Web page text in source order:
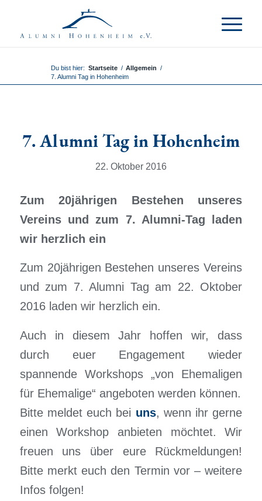
Du bist hier: Startseite / Allgemein /
7. Alumni Tag in Hohenheim
7. Alumni Tag in Hohenheim
22. Oktober 2016
Zum 20jährigen Bestehen unseres
Vereins und zum 7. Alumni-Tag laden
wir herzlich ein
Zum 20jährigen Bestehen unseres Vereins
und zum 7. Alumni Tag am 22. Oktober
2016 laden wir herzlich ein.
Auch in diesem Jahr hoffen wir, dass
durch euer Engagement wieder
spannende Workshops „von Ehemaligen
für Ehemalige“ angeboten werden können.
Bitte meldet euch bei uns, wenn ihr gerne
einen Workshop anbieten möchtet. Wir
freuen uns über eure Rückmeldungen!
Bitte merkt euch den Termin vor – weitere
Infos folgen!